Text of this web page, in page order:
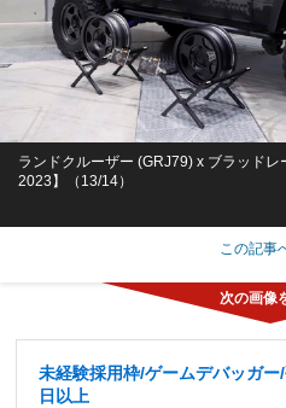
ランドクルーザー (GRJ79) x ブラッド
2023】（13/14）
この記事
未経験採用枠/ゲームデバッガ
日以上